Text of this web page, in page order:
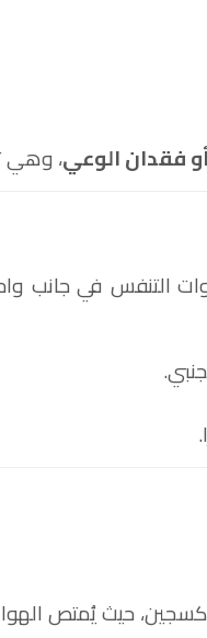
فقدان الوعي، وهي
التنفس في جانب
حيث يُمتص